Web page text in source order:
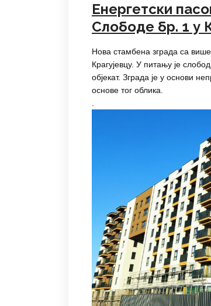
Енергетски
Слободе бр. 1 у
Нова стамбена зграда са
Крагујевцу. У питању је
објекат. Зграда је у основи
основе тог облика.